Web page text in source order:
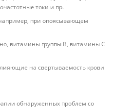
токи и пр.
при опоясывающем
витамины группы В, витамины С
на свертываемость крови
обнаруженных проблем со